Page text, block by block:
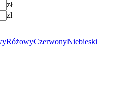
zł
zł
RóżowyCzerwonyNiebieski